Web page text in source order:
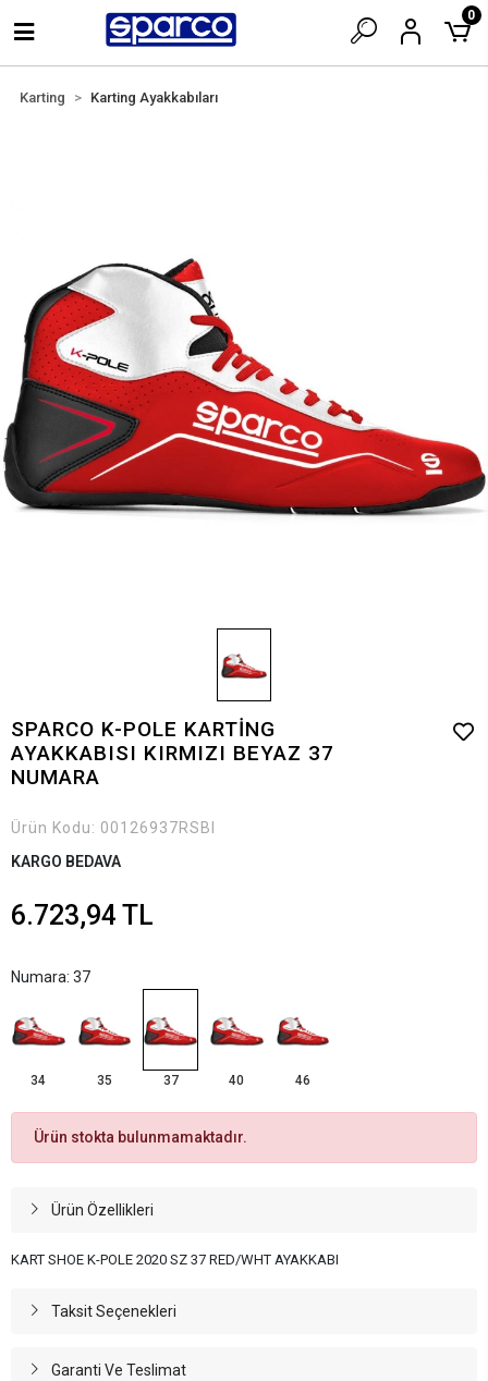
0
Karting Karting Ayakkabıları
SPARCO K-POLE KARTİNG
AYAKKABISI KIRMIZI BEYAZ 37
NUMARA
Ürün Kodu: 00126937RSBI
KARGO BEDAVA
6.723,94 TL
Numara: 37
34 35 37 40 46
Ürün stokta bulunmamaktadır.
Ürün Özellikleri
KART SHOE K-POLE 2020 SZ 37 RED/WHT AYAKKABI
Taksit Seçenekleri
Garanti Ve Teslimat